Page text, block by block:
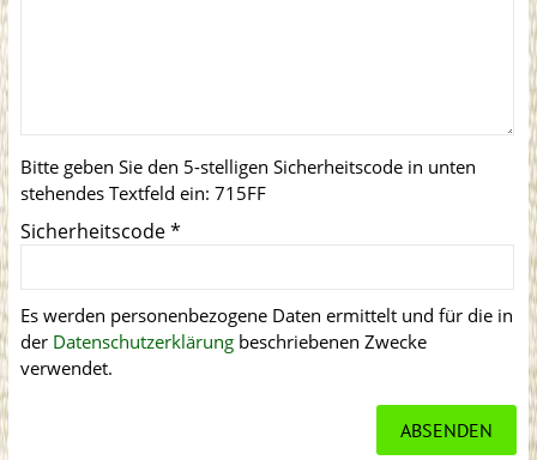
Bitte geben Sie den 5-stelligen Sicherheitscode in unten
stehendes Textfeld ein: 715FF
Sicherheitscode*
Es werden personenbezogene Daten ermittelt und für die in
der Datenschutzerklärungbeschriebenen Zwecke
verwendet.